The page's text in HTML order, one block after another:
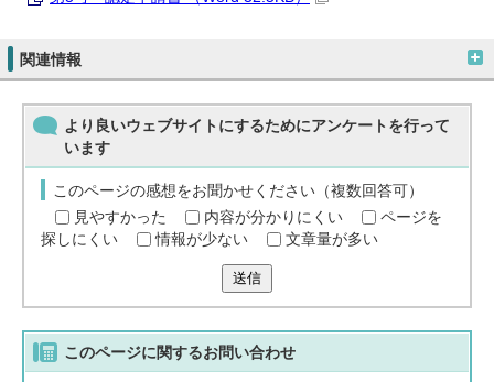
関連情報
より良いウェブサイトにするためにアンケートを行って
います
このページの感想をお聞かせください（複数回答可）
見やすかった
内容が分かりにくい
ページを
探しにくい
情報が少ない 文章量が多い
送信
このページに関するお問い合わせ